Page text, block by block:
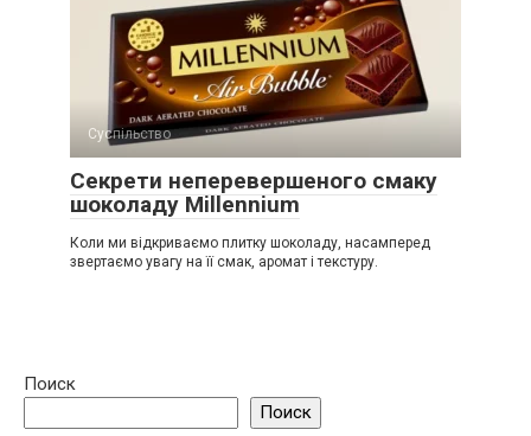
Суспільство
Секрети неперевершеного смаку
шоколаду Millennium
Коли ми відкриваємо плитку шоколаду, насамперед
звертаємо увагу на її смак, аромат і текстуру.
Поиск
Поиск